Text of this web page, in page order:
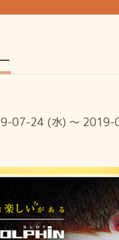
07-24 (水) ～ 2019-